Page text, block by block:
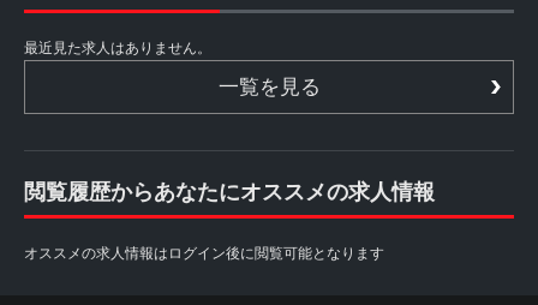
最近見た求人はありません。
一覧を見る
閲覧履歴からあなたにオススメの求人情報
オススメの求人情報はログイン後に閲覧可能となります